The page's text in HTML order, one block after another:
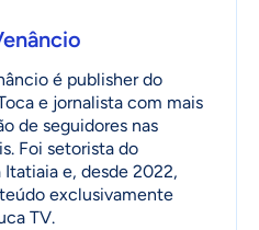
é publisher do
e jornalista com mais
de seguidores nas
Foi setorista do
Itatiaia e, desde 2022,
exclusivamente
TV.